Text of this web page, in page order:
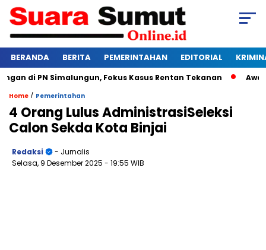
BERANDA BERITA PEMERINTAHAN EDITORIAL
PN Simalungun, Fokus Kasus Rentan Tekanan Awas
Home / Pemerintahan
4 Orang Lulus AdministrasiSeleksi
Calon Sekda Kota Binjai
Redaksi
- Jurnalis
Selasa, 9 Desember 2025 - 19:55 WIB